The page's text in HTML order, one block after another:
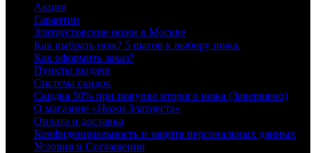
Акции
Гарантии
Златоустовские ножи в Москве
Как выбрать нож? 5 шагов к выбору ножа.
Как оформить заказ?
Пункты выдачи
Система скидок
Скидка 50% при покупке второго ножа (Завершено)
О магазине «Ножи Златоуста»
Оплата и доставка
Конфиденциальность и защита персональных данных
Условия и Соглашения